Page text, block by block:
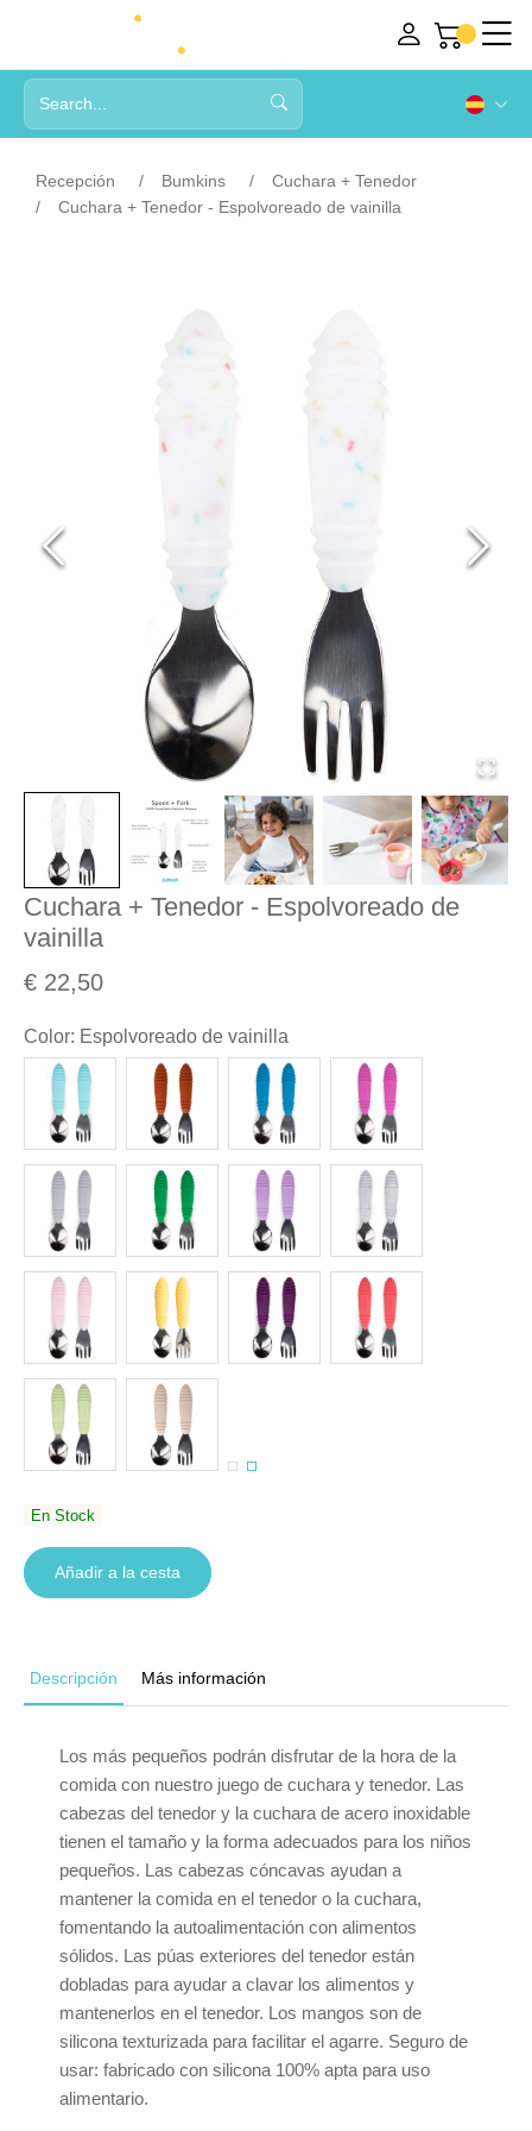
Recepción Bumkins
Cuchara + Tenedor
Cuchara + Tenedor - Espolvoreado de vainilla
Cuchara + Tenedor - Espolvoreado de
vainilla
€ 22,50
Color: Espolvoreado de vainilla
En Stock
Añadir a la cesta
Descripción Más información
Los más pequeños podrán disfrutar de la hora de la
comida con nuestro juego de cuchara y tenedor. Las
cabezas del tenedor y la cuchara de acero inoxidable
tienen el tamaño y la forma adecuados para los niños
pequeños. Las cabezas cóncavas ayudan a
mantener la comida en el tenedor o la cuchara,
fomentando la autoalimentación con alimentos
sólidos. Las púas exteriores del tenedor están
dobladas para ayudar a clavar los alimentos y
mantenerlos en el tenedor. Los mangos son de
silicona texturizada para facilitar el agarre. Seguro de
usar: fabricado con silicona 100% apta para uso
alimentario.